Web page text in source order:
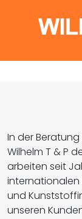
In der
Wilhelm T & P
arbeiten seit
internationalen
und
unseren